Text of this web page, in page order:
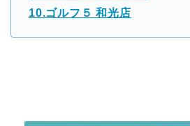
10.ゴルフ５ 和光店